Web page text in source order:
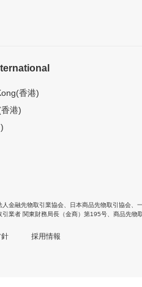
香港)
港)
人金融先物取引業協会 日本商品先物取引協会
業者 関東財務局長（金商）第195号、商品先物
採用情報